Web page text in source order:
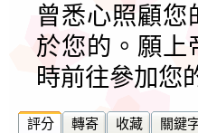
曾悉心照顧
於您的。願上
時前往參加您
評分 轉寄 收藏 關鍵